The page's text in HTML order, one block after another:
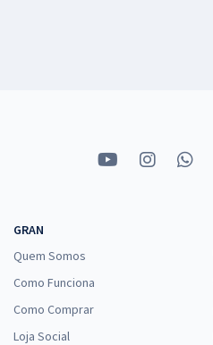
GRAN
Quem Somos
Como Funciona
Como Comprar
Loja Social